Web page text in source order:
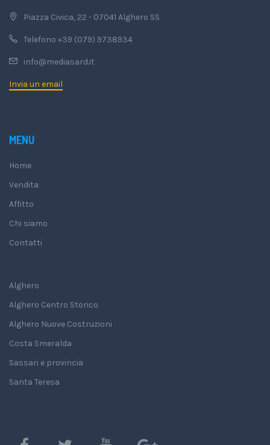
Piazza Civica, 22 - 07041 Alghero SS
Telefono +39 (079) 9738934
info@mediasard.it
Invia un email
MENU
Home
Vendita
Affitto
Chi siamo
Contatti
Alghero
Alghero Centro Storico
Alghero Nuove Costruzioni
Costa Smeralda
Sassari e provincia
Santa Teresa